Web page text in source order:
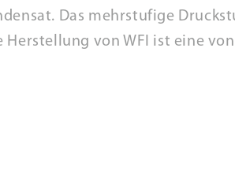
Das mehrstufige
von WFI ist eine